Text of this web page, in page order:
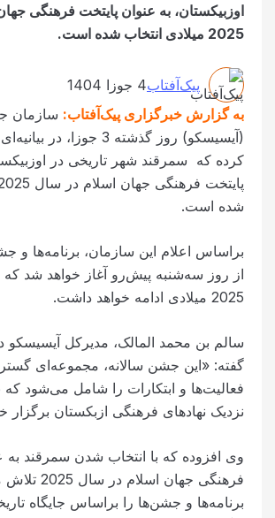
اوزبیکستان، به عنوان پایتخت فرهنگی
2025 میلادی انتخاب شده است.
پیک‌آفتاب4 جوزا 1404
به گزارش خبرگزاری پیک‌آفتاب:سازمان
(آیسیسکو) روز گذشته 3 جوزا،
کرده که سمرقند شهر تاریخی در
شده است.
براساس اعلام این سازمان، برنامه‌ها و
از روز سه‌شنبه پیش‌رو آغاز خواهد شد که
2025 میلادی ادامه خواهد داشت.
سالم بن محمد المالک، مدیرکل آیسیسکو
گفته: «این جشن سالانه، مجموعه‌ای
فعالیت‌ها و ابتکارات را شامل می‌شود که
نزدیک نهادهای فرهنگی ازبکستان برگزار
وی افزوده که با انتخاب شدن سمرقند به
فرهنگی جهان اسلام
برنامه‌ها و جشن‌ها را براساس جایگاه